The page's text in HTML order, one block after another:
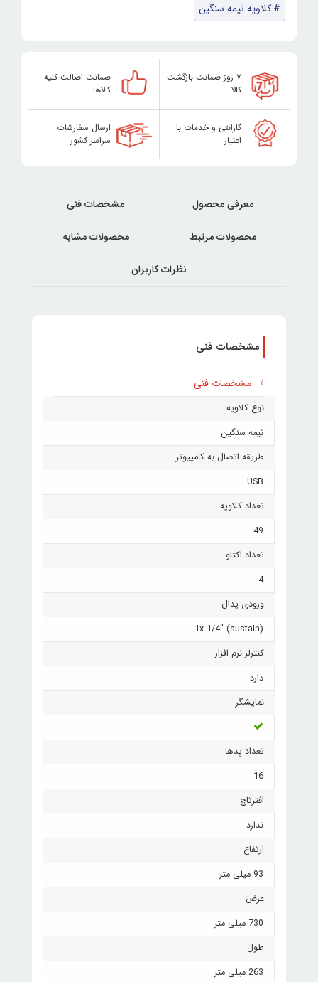
کلاویه نیمه سنگین
۷ روز ضمانت بازگشت
کالا
ضمانت اصالت کلیه
کالاها
گارانتی و خدمات با
اعتبار
ارسال سفارشات
سراسر کشور
معرفی محصول مشخصات فنی
محصولات مرتبط محصولات مشابه
نظرات کاربران
مشخصات فنی
مشخصات فنی
نوع کلاویه
نیمه سنگین
طریقه اتصال به کامپیوتر
USB
تعداد کلاویه
49
تعداد اکتاو
4
ورودی پدال
1x 1/4" (sustain)
کنترلر نرم افزار
دارد
نمایشگر
تعداد پدها
16
افترتاچ
ندارد
ارتفاع
93 میلی متر
عرض
730 میلی متر
طول
263 میلی متر